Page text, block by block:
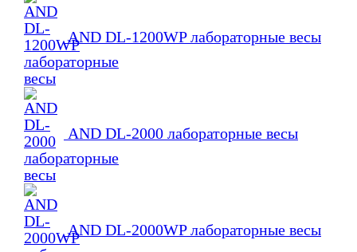
AND DL-1200WP лабораторные весы
AND DL-2000 лабораторные весы
AND DL-2000WP лабораторные весы